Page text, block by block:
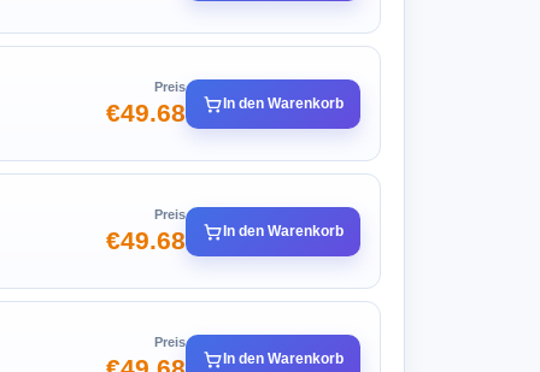
Preis
€49.68 In den Warenkorb
Preis
€49.68 In den Warenkorb
Preis
In den Warenkorb